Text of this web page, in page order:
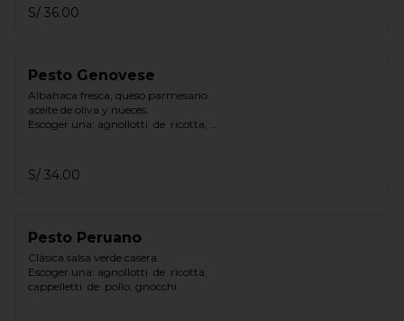
S/ 36.00
Pesto Genovese
Albahaca fresca, queso parmesano
aceite de oliva y nueces.
Escoger una: agnollotti  de  ricotta,
S/ 34.00
Pesto Peruano
Clásica salsa verde casera.
Escoger una: agnollotti  de  ricotta,
cappelletti  de  pollo, gnocchi.